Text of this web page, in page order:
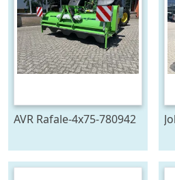
AVR Rafale-4x75-780942